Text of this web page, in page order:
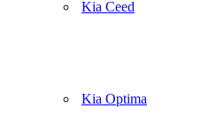
Kia Ceed
Kia Optima